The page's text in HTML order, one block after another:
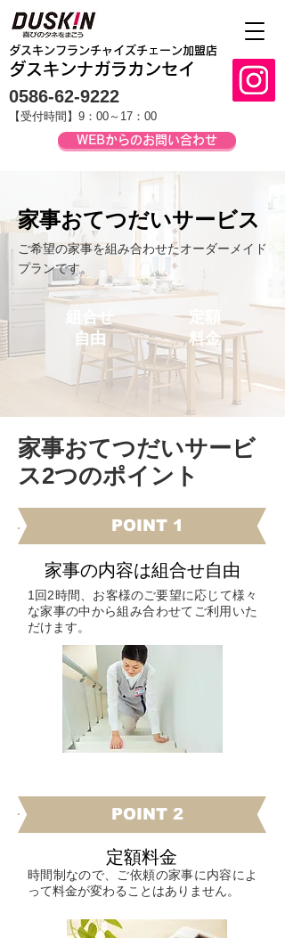
​ダスキンフランチャイズチェーン加盟店
ダスキンナガラカンセイ
0586-62-9222
【受付時間】9：00～17：00
WEBからのお問い合わせ
家事おてつだいサービス
ご希望の家事を組み合わせたオーダーメイド
プランです。
組合せ
自由
定額
​料金
家事おてつだいサービ
ス2つのポイント
家事の内容は組合せ自由
1回2時間、お客様のご要望に応じて様々
な家事の中から組み合わせてご利用いた
だけます。
​POINT 1
​定額料金
時間制なので、ご依頼の家事に内容によ
って料金が変わることはありません。
​POINT 2